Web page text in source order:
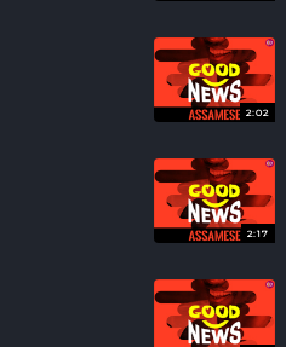
2:02
2:17